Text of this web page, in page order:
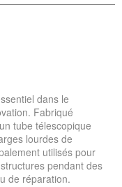
dans le
Fabriqué
tube télescopique
lourdes de
utilisés pour
pendant des
de réparation.